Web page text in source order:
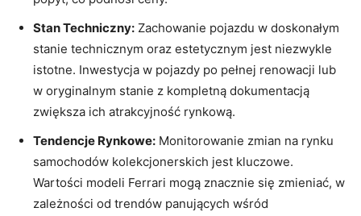
Stan Techniczny: Zachowanie pojazdu w doskonałym
stanie technicznym oraz estetycznym‌ jest ⁢niezwykle
istotne. Inwestycja w pojazdy po pełnej renowacji lub
w oryginalnym⁤ stanie z kompletną dokumentacją
zwiększa ich atrakcyjność rynkową.
Tendencje Rynkowe: Monitorowanie zmian na rynku
samochodów ​kolekcjonerskich jest kluczowe.
Wartości modeli Ferrari ‍mogą znacznie się ⁢zmieniać, ‌w
zależności ​od trendów panujących wśród ​